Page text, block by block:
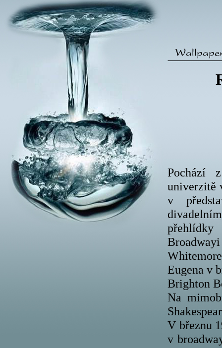
Pochází
univerzitě
v
přehlídky
Eugena v
Brighton
Na
V březnu
v